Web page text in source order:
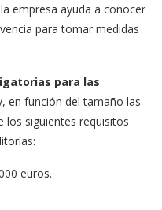
empresa ayuda a conocer
para tomar medidas
para las
en función del tamaño las
los siguientes requisitos
euros.